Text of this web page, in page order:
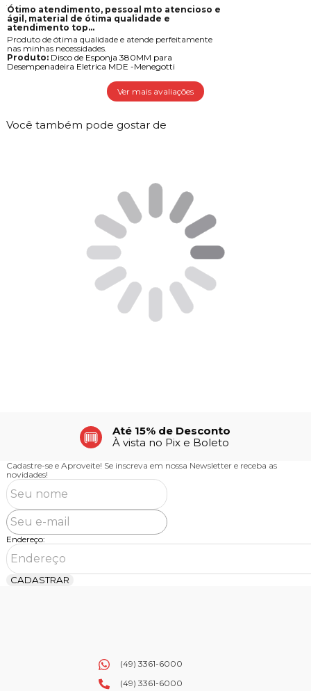
Ótimo atendimento, pessoal mto atencioso e
gil, material de ótima qualidade e
atendimento top...
Produto de ótima qualidade e atende perfeitamente
nas minhas necessidades.
Produto:Disco de Esponja 380MM para
Desempenadeira Eletrica MDE -Menegotti
Ver mais avaliações
Você também pode gostar de
Até 15% de Desconto
À vista no Pix e Boleto
Cadastre-se e Aproveite! Se inscreva em nossa Newsletter e receba as
novidades!
Endereço:
CADASTRAR
(49) 3361-6000
(49) 3361-6000